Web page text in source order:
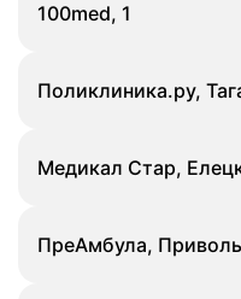
100med, 1
Поликлиника.ру,
Медикал Стар,
ПреАмбула,